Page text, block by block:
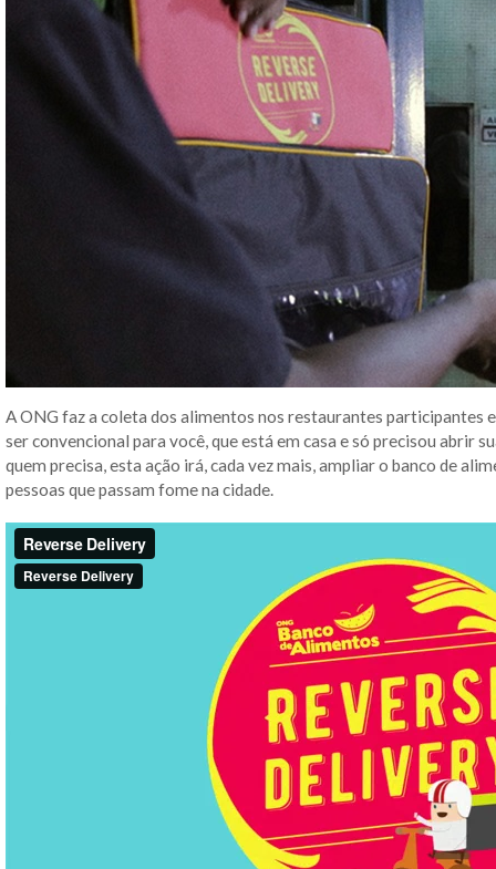
A ONG faz a coleta dos alimentos nos restaurantes participantes
ser convencional para você, que está em casa e só precisou abrir
quem precisa, esta ação irá, cada vez mais, ampliar o banco de
pessoas que passam fome na cidade.